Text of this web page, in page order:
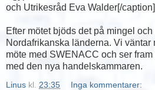
och Utrikesråd Eva Walder[/caption]
Efter mötet bjöds det på mingel och
Nordafrikanska länderna. Vi väntar
möte med SWENACC och ser
med den nya handelskammaren.
Linus kl. 23:35 Inga kommentarer: